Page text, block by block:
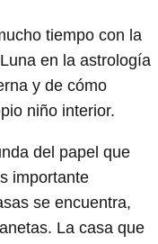
tiempo con la
en la astrología
y de cómo
niño interior.
del papel que
importante
se encuentra,
La casa que